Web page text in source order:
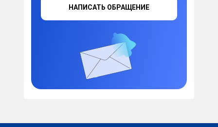
НАПИСАТЬ ОБРАЩЕНИЕ